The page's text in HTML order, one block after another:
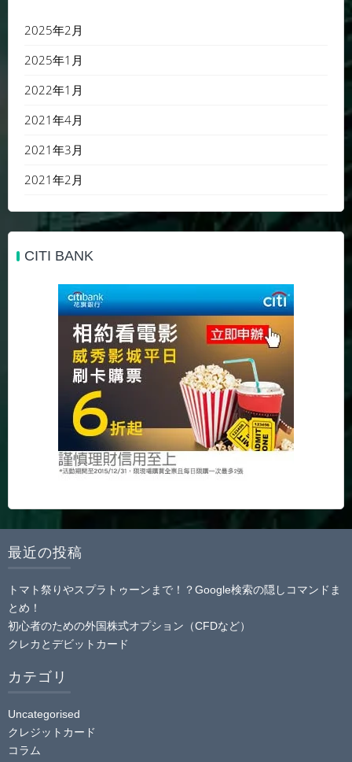
2025年2月
2025年1月
2022年1月
2021年4月
2021年3月
2021年2月
CITI BANK
最近の投稿
トマト祭りやスプラトゥーンまで！？Google検索の隠しコマンドま
とめ！
初心者のための外国株式オプション（CFDなど）
クレカとデビットカード
カテゴリ
Uncategorised
クレジットカード
コラム